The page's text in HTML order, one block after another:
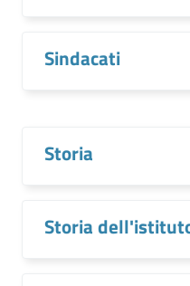
Sindacati
Storia
Storia